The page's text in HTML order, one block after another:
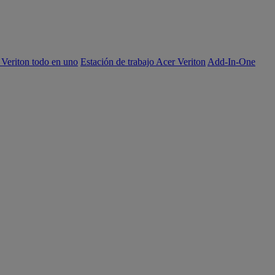
todo en uno Estación de trabajo Acer Veriton Add-In-One